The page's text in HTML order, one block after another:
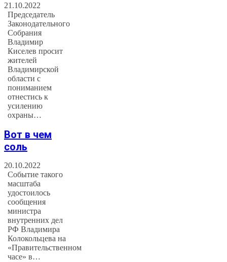
21.10.2022
Председатель
Законодательного
Собрания
Владимир
Киселев просит
жителей
Владимирской
области с
пониманием
отнестись к
усилению
охраны…
Вот в чем
соль
20.10.2022
Событие такого
масштаба
удостоилось
сообщения
министра
внутренних дел
РФ Владимира
Колокольцева на
«Правительственном
часе» в…